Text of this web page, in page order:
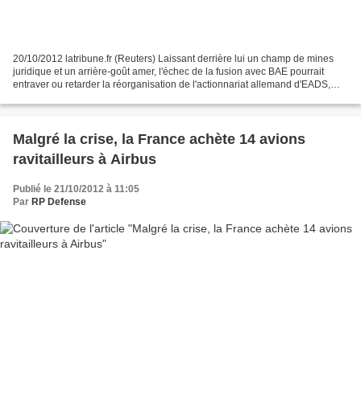
20/10/2012 latribune.fr (Reuters) Laissant derrière lui un champ de mines
juridique et un arrière-goût amer, l'échec de la fusion avec BAE pourrait
entraver ou retarder la réorganisation de l'actionnariat allemand d'EADS,
Malgré la crise, la France achète 14 avions
ravitailleurs à Airbus
Publié le 21/10/2012 à 11:05
Par RP Defense